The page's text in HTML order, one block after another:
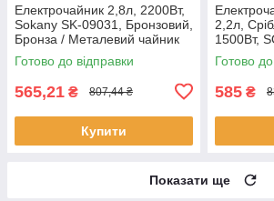
Електрочайник 2,8л, 2200Вт,
Sokany SK-09031, Бронзовий,
Бронза / Металевий чайник
електричний
Готово до відправки
565,21 ₴ 807,44 ₴
Купити
2,2л,
1500Вт,
Скляний
Готово
585 ₴
Показати ще